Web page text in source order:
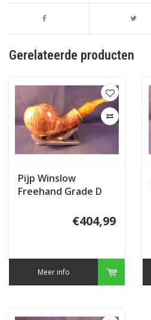
Gerelateerde producten
Pijp Winslow
Freehand Grade D
€404,99
Meer info